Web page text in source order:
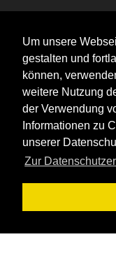
Um unsere
gestalten und
können,
weitere Nutzung
der Verwendung
Informationen zu
unserer
Zur
Fotos rund um den